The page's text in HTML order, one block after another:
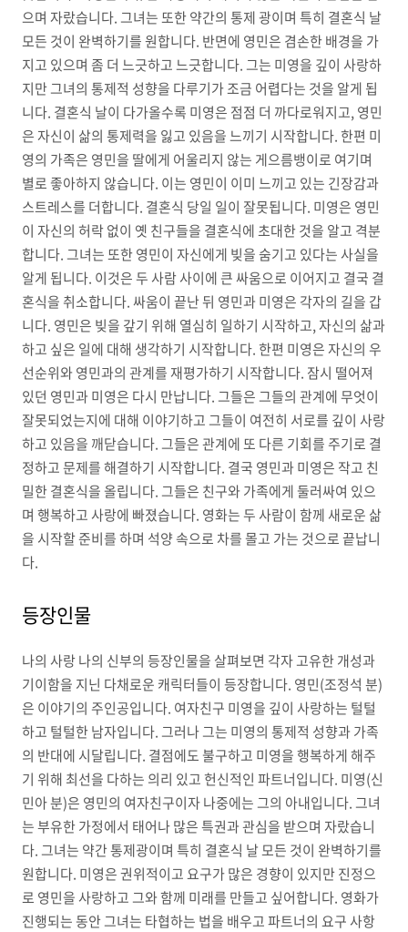
으며 자랐습니다. 그녀는 또한 약간의 통제 광이며 특히 결혼식 날
모든 것이 완벽하기를 원합니다. 반면에 영민은 겸손한 배경을 가
지고 있으며 좀 더 느긋하고 느긋합니다. 그는 미영을 깊이 사랑하
지만 그녀의 통제적 성향을 다루기가 조금 어렵다는 것을 알게 됩
니다. 결혼식 날이 다가올수록 미영은 점점 더 까다로워지고, 영민
은 자신이 삶의 통제력을 잃고 있음을 느끼기 시작합니다. 한편 미
영의 가족은 영민을 딸에게 어울리지 않는 게으름뱅이로 여기며
별로 좋아하지 않습니다. 이는 영민이 이미 느끼고 있는 긴장감과
스트레스를 더합니다. 결혼식 당일 일이 잘못됩니다. 미영은 영민
이 자신의 허락 없이 옛 친구들을 결혼식에 초대한 것을 알고 격분
합니다. 그녀는 또한 영민이 자신에게 빚을 숨기고 있다는 사실을
알게 됩니다. 이것은 두 사람 사이에 큰 싸움으로 이어지고 결국 결
혼식을 취소합니다. 싸움이 끝난 뒤 영민과 미영은 각자의 길을 갑
니다. 영민은 빚을 갚기 위해 열심히 일하기 시작하고, 자신의 삶과
하고 싶은 일에 대해 생각하기 시작합니다. 한편 미영은 자신의 우
선순위와 영민과의 관계를 재평가하기 시작합니다. 잠시 떨어져
있던 영민과 미영은 다시 만납니다. 그들은 그들의 관계에 무엇이
잘못되었는지에 대해 이야기하고 그들이 여전히 서로를 깊이 사랑
하고 있음을 깨닫습니다. 그들은 관계에 또 다른 기회를 주기로 결
정하고 문제를 해결하기 시작합니다. 결국 영민과 미영은 작고 친
밀한 결혼식을 올립니다. 그들은 친구와 가족에게 둘러싸여 있으
며 행복하고 사랑에 빠졌습니다. 영화는 두 사람이 함께 새로운 삶
을 시작할 준비를 하며 석양 속으로 차를 몰고 가는 것으로 끝납니
다.
등장인물
나의 사랑 나의 신부의 등장인물을 살펴보면 각자 고유한 개성과
기이함을 지닌 다채로운 캐릭터들이 등장합니다. 영민(조정석 분)
은 이야기의 주인공입니다. 여자친구 미영을 깊이 사랑하는 털털
하고 털털한 남자입니다. 그러나 그는 미영의 통제적 성향과 가족
의 반대에 시달립니다. 결점에도 불구하고 미영을 행복하게 해주
기 위해 최선을 다하는 의리 있고 헌신적인 파트너입니다. 미영(신
민아 분)은 영민의 여자친구이자 나중에는 그의 아내입니다. 그녀
는 부유한 가정에서 태어나 많은 특권과 관심을 받으며 자랐습니
다. 그녀는 약간 통제광이며 특히 결혼식 날 모든 것이 완벽하기를
원합니다. 미영은 권위적이고 요구가 많은 경향이 있지만 진정으
로 영민을 사랑하고 그와 함께 미래를 만들고 싶어합니다. 영화가
진행되는 동안 그녀는 타협하는 법을 배우고 파트너의 요구 사항